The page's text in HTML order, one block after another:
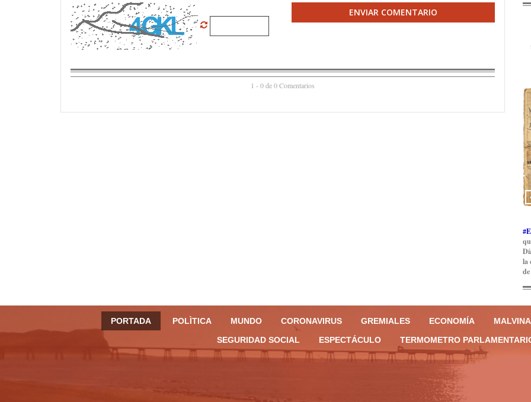
ENVIAR COMENTARIO
1 - 0 de 0 Comentarios
la
PORTADA POLÌTICA MUNDO CORONAVIRUS GREMIALES ECONOMÍA
SEGURIDAD SOCIAL
ESPECTÁCULO TERMOMETRO